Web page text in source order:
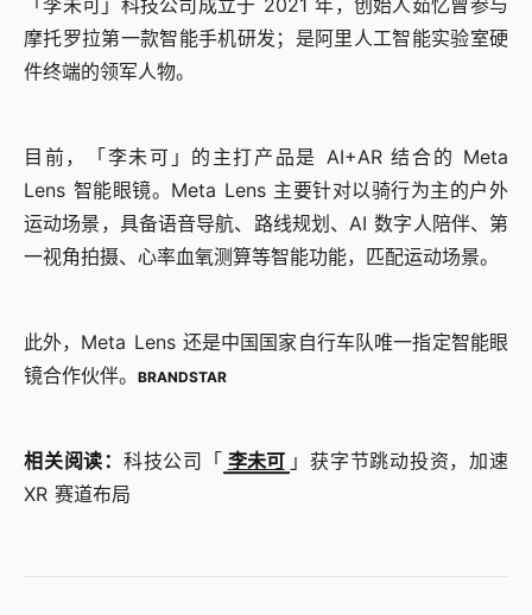
「李未可」科技公司成立于 2021 年，创始人茹忆曾参与
摩托罗拉第一款智能手机研发；是阿里人工智能实验室硬
件终端的领军人物。
目前，「李未可」的主打产品是 AI+AR 结合的 Meta
Lens 智能眼镜。Meta Lens 主要针对以骑行为主的户外
运动场景，具备语音导航、路线规划、AI 数字人陪伴、第
一视角拍摄、心率血氧测算等智能功能，匹配运动场景。
此外，Meta Lens 还是中国国家自行车队唯一指定智能眼
镜合作伙伴。
BRANDSTAR
相关阅读： 科技公司「 李未可 」获字节跳动投资，加速
XR 赛道布局